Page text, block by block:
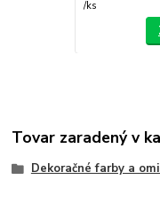
/ks
Tovar zaradený v
Dekoračné farby a